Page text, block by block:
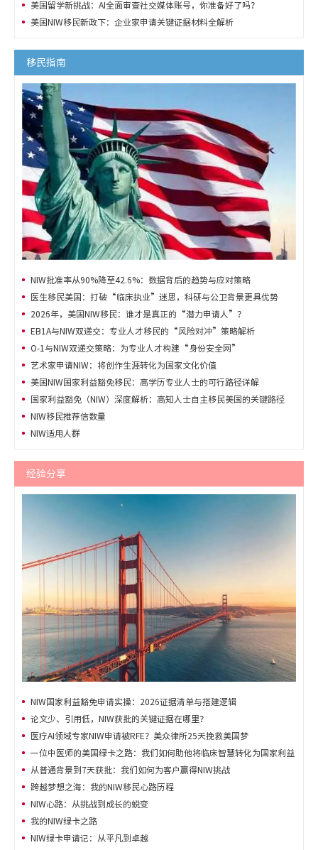
美国留学新挑战：AI全面审查社交媒体账号，你准备好了吗？
美国NIW移民新政下：企业家申请关键证据材料全解析
移民指南
NIW批准率从90%降至42.6%：数据背后的趋势与应对策略
医生移民美国：打破“临床执业”迷思，科研与公卫背景更具优势
2026年，美国NIW移民：谁才是真正的“潜力申请人”？
EB1A与NIW双递交：专业人才移民的“风险对冲”策略解析
O-1与NIW双递交策略：为专业人才构建“身份安全网”
艺术家申请NIW：将创作生涯转化为国家文化价值
美国NIW国家利益豁免移民：高学历专业人士的可行路径详解
国家利益豁免（NIW）深度解析：高知人士自主移民美国的关键路径
NIW移民推荐信数量
NIW适用人群
经验分享
NIW国家利益豁免申请实操：2026证据清单与搭建逻辑
论文少、引用低，NIW获批的关键证据在哪里？
医疗AI领域专家NIW申请被RFE？美众律所25天挽救美国梦
一位中医师的美国绿卡之路：我们如何助他将临床智慧转化为国家利益
从普通背景到7天获批：我们如何为客户赢得NIW挑战
跨越梦想之海：我的NIW移民心路历程
NIW心路：从挑战到成长的蜕变
我的NIW绿卡之路
NIW绿卡申请记：从平凡到卓越